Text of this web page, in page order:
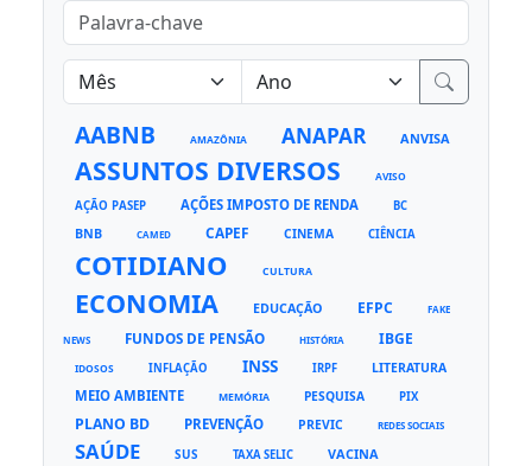
AABNB AMAZÔNIA ANAPAR ANVISA
ASSUNTOS DIVERSOS AVISO
AÇÃO PASEP AÇÕES IMPOSTO DE RENDA BC
BNB CAMED CAPEF CINEMA CIÊNCIA
COTIDIANO CULTURA
ECONOMIA EDUCAÇÃO EFPC FAKE
NEWS FUNDOS DE PENSÃO HISTÓRIA IBGE
IDOSOS INFLAÇÃO INSS IRPF LITERATURA
MEIO AMBIENTE MEMÓRIA PESQUISA PIX
PLANO BD PREVENÇÃO PREVIC REDES SOCIAIS
SAÚDE SUS TAXA SELIC VACINA